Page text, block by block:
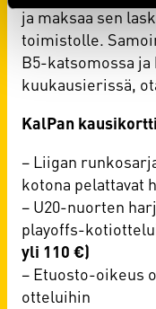
ja maksaa sen
toimistolle.
B5-katsomossa
kuukausierissä,
KalPan
– Liigan
kotona pelattavat
– U20-nuorten
playoffs-
yli 110 €)
– Etuosto-oikeus
otteluihin